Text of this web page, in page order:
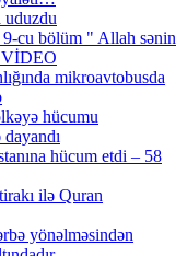
cu bölüm " Allah sənin
VİDEO
mikroavtobusda
hücumu
hücum etdi – 58
ilə Quran
yönəlməsindən